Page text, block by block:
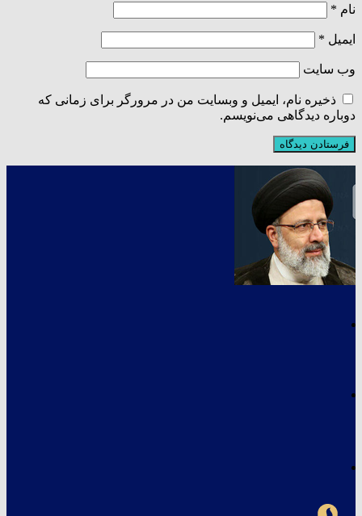
نام *
ایمیل *
وب‌ سایت
ذخیره نام، ایمیل و وبسایت من در مرورگر برای زمانی که
دوباره دیدگاهی می‌نویسم.